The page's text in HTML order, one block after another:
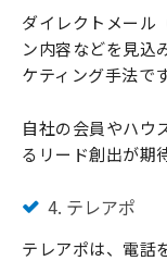
ダイレクトメール
ン内容などを見込
ケティング手法です
自社の会員やハウ
るリード創出が期
4. テレアポ
テレアポは、電話